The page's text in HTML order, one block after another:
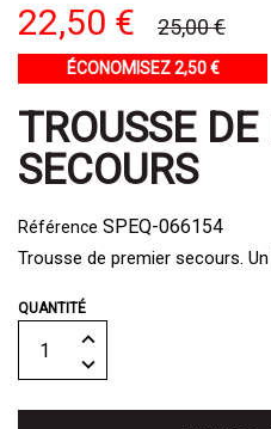
22,50 € 25,00 €
ÉCONOMISEZ 2,50 €
TROUSSE
SECOURS
Référence SPEQ-066154
Trousse de premier secours.
QUANTITÉ